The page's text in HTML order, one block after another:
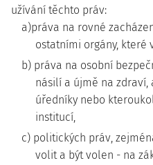
užívání těchto práv:
a)práva na rovné
ostatními orgány, které
b) práva na osobní
násilí a újmě na zdraví,
úředníky nebo
institucí,
c) politických práv,
volit a být volen - na